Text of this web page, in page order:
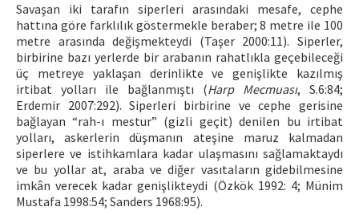
Savaşan iki tarafın siperleri arasındaki mesafe, cephe
hattına göre farklılık göstermekle beraber; 8 metre ile 100
metre arasında değişmekteydi (Taşer 2000:11). Siperler,
birbirine bazı yerlerde bir arabanın rahatlıkla geçebileceği
üç metreye yaklaşan derinlikte ve genişlikte kazılmış
irtibat yolları ile bağlanmıştı (Harp Mecmuası, S.6:84;
Erdemir 2007:292). Siperleri birbirine ve cephe gerisine
bağlayan “rah-ı mestur” (gizli geçit) denilen bu irtibat
yolları, askerlerin düşmanın ateşine maruz kalmadan
siperlere ve istihkamlara kadar ulaşmasını sağlamaktaydı
ve bu yollar at, araba ve diğer vasıtaların gidebilmesine
imkân verecek kadar genişlikteydi (Özkök 1992: 4; Münim
Mustafa 1998:54; Sanders 1968:95).